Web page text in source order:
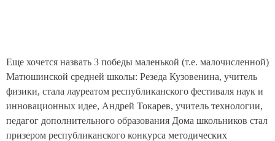
Еще хочется назвать 3 победы маленькой (т.е. малочисленной)
Матюшинской средней школы: Резеда Кузовенина, учитель
физики, стала лауреатом республиканского фестиваля наук и
инновационных идее, Андрей Токарев, учитель технологии,
педагог дополнительного образования Дома школьников стал
призером республиканского конкурса методических